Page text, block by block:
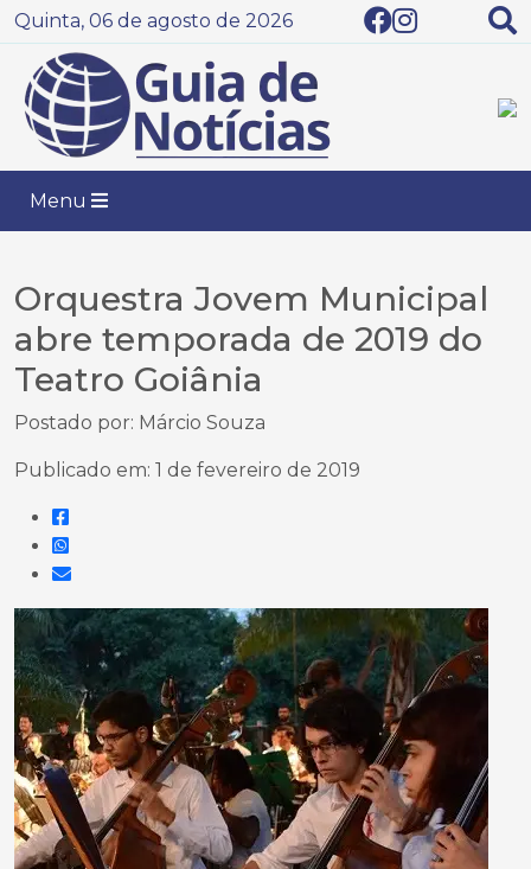
Quinta, 06 de agosto de 2026
Menu
Orquestra Jovem Municipal
abre temporada de 2019 do
Teatro Goiânia
Postado por: Márcio Souza
Publicado em: 1 de fevereiro de 2019